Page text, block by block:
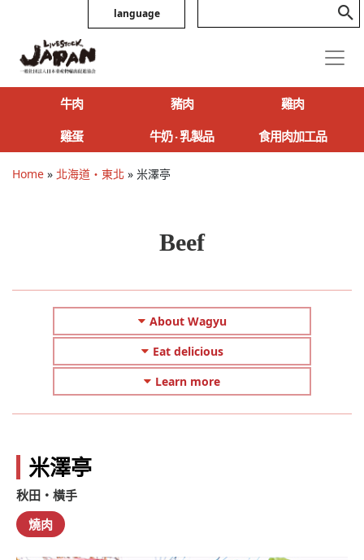
language
牛肉 豬肉
雞肉
雞蛋
牛奶 ‧ 乳製品 食用肉加工品
Home » 北海道・東北 » 米澤亭
Beef
About Wagyu
Eat delicious
Learn more
米澤亭
秋田・橫手
燒肉